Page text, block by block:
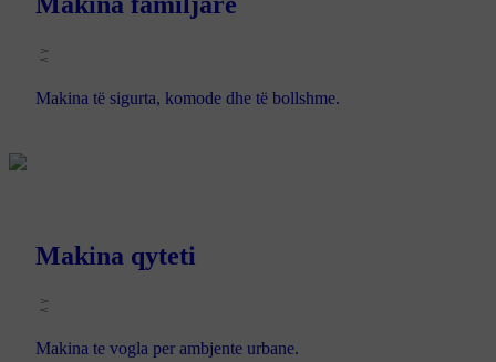
Makina të sigurta, komode dhe të bollshme.
Makina qyteti
Makina te vogla per ambjente urbane.